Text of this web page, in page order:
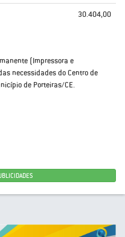
30.404,00
(Impressora e
necessidades do Centro de
de Porteiras/CE.